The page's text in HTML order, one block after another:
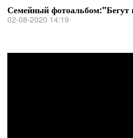
Семейный
02-08-2020 14:19